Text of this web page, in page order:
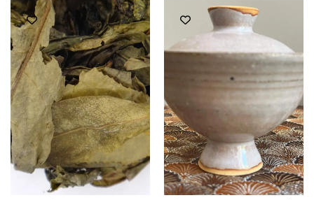
a
plusieurs
variations.
Les
options
peuvent
être
choisies
sur
la
page
du
produit
a
plusieurs
variations.
Les
options
peuvent
être
choisies
sur
la
page
du
produit